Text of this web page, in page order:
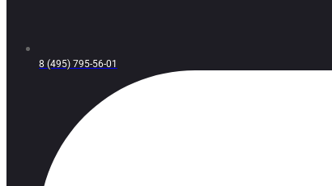
8 (495) 795-56-01